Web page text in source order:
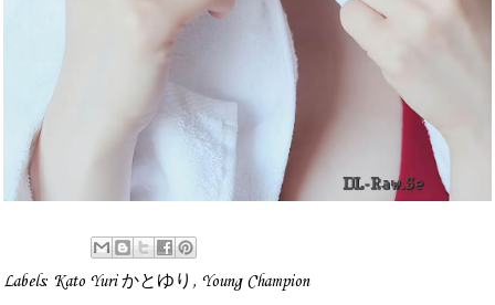
Labels: Kato Yuri かとゆり , Young Champion